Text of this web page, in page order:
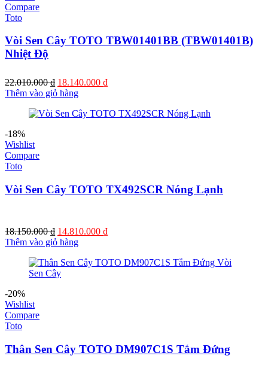
Compare
Toto
Vòi Sen Cây TOTO TBW01401BB (TBW01401B)
Nhiệt Độ
22.010.000₫ Giá
gốc
22.010.000 ₫.
18.140.000 ₫Giá
là:
Thêm vào giỏ hàng
-18%
Wishlist
Compare
Toto
Vòi Sen Cây TOTO TX492SCR Nóng Lạnh
18.150.000₫ Giá
gốc
18.150.000 ₫.
14.810.000 ₫Giá
là:
Thêm vào giỏ hàng
-20%
Wishlist
Compare
Toto
Thân Sen Cây TOTO DM907C1S Tắm Đứng